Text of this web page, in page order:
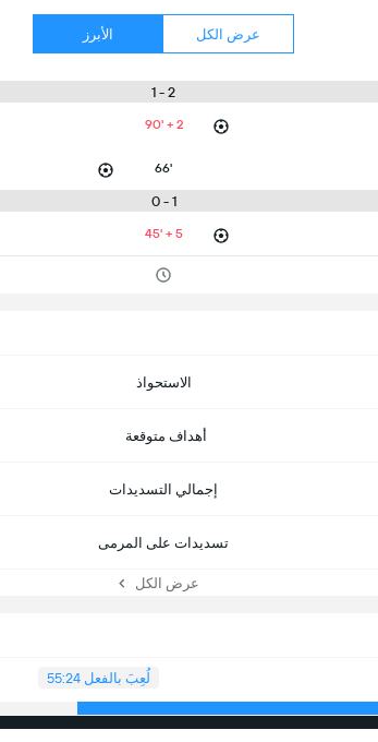
عرض الكل الأبرز
2 - 1
90' + 2
66'
1 - 0
45' + 5
الاستحواذ
أهداف متوقعة
إجمالي التسديدات
تسديدات على المرمى
عرض الكل
لُعِبَ بالفعل 55:24